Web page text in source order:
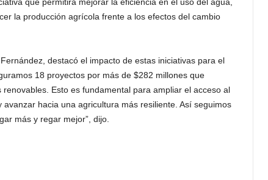
la producción agrícola frente a los efectos del cambio
destacó el impacto de estas iniciativas para el
18 proyectos por más de $282 millones que
Esto es fundamental para ampliar el acceso al
hacia una agricultura más resiliente. Así seguimos
más y regar mejor”, dijo.